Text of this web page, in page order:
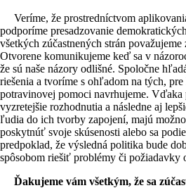
Veríme, že prostredníctvom
podporíme presadzovanie
všetkých zúčastnených strán považujeme
Otvorene komunikujeme keď sa v
že sú naše názory odlišné. Spoločne
riešenia a tvoríme s ohľadom na tých,
potravinovej pomoci navrhujeme. Vďaka
vyzretejšie rozhodnutia a následne aj
ľudia do ich tvorby zapojení, majú
poskytnúť svoje skúsenosti alebo sa
predpoklad, že výsledná politika bude
spôsobom riešiť problémy či požiadavky
Ďakujeme vám všetkým, že sa